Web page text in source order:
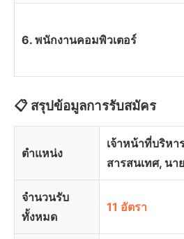
6. พนักงานคอมพิวเตอร์
📋 สรุปข้อมูลการรับสมัคร
ตำแหน่ง
เจ้าหน้าที่บริหา
สารสนเทศ, นา
จำนวนรับ
ทั้งหมด
11 อัตรา